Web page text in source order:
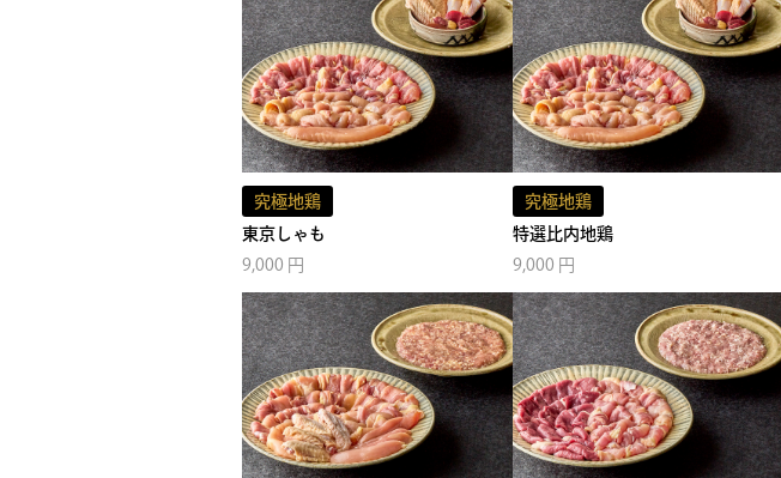
究極地鶏
東京しゃも
9,000 円
究極地鶏
特選比内地鶏
9,000 円